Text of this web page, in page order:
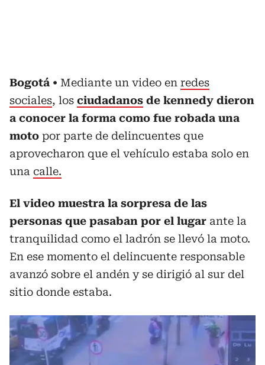
Bogotá Mediante un video en redes
sociales, los ciudadanos de kennedy dieron
a conocer la forma como fue robada una
moto por parte de delincuentes que
aprovecharon que el vehículo estaba solo en
una calle.
El video muestra la sorpresa de las
personas que pasaban por el lugar ante la
tranquilidad como el ladrón se llevó la moto.
En ese momento el delincuente responsable
avanzó sobre el andén y se dirigió al sur del
sitio donde estaba.